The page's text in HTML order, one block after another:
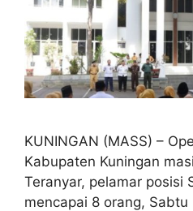
KUNINGAN (MASS) –
Kabupaten Kuningan
Teranyar, pelamar posisi
mencapai 8 orang,